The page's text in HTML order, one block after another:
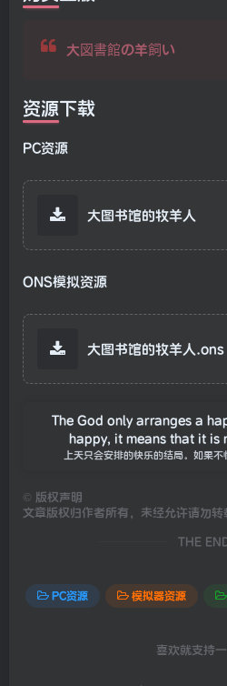
大図書館の羊飼い
资源下载
PC资源
大图书馆的牧羊人
ONS模拟资源
大图书馆的牧羊人.ons
The God only arranges a
happy, it means that it is
上天只会安排的快乐的结局。如果
© 版权声明
文章版权归作者所有，未经允许请勿转
THE
PC资源 模拟器资源
喜欢就支持